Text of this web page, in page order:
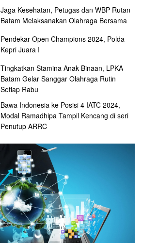
Jaga Kesehatan, Petugas dan WBP Rutan
Batam Melaksanakan Olahraga Bersama
Pendekar Open Champions 2024, Polda
Kepri Juara I
Tingkatkan Stamina Anak Binaan, LPKA
Batam Gelar Sanggar Olahraga Rutin
Setiap Rabu
Bawa Indonesia ke Posisi 4 IATC 2024,
Modal Ramadhipa Tampil Kencang di seri
Penutup ARRC